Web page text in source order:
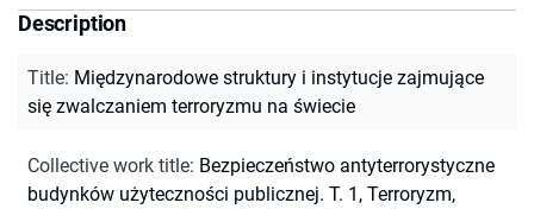
Description
Title: Międzynarodowe struktury i instytucje zajmujące
się zwalczaniem terroryzmu na świecie
Collective work title: Bezpieczeństwo antyterrorystyczne
budynków użyteczności publicznej. T. 1, Terroryzm,